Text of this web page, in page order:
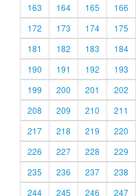
163
164 165 166
172
173 174 175
181
182 183 184
190
191 192 193
199
200 201 202
208
209 210 211
217
218 219 220
226
227 228 229
235
236 237 238
244
245 246 247